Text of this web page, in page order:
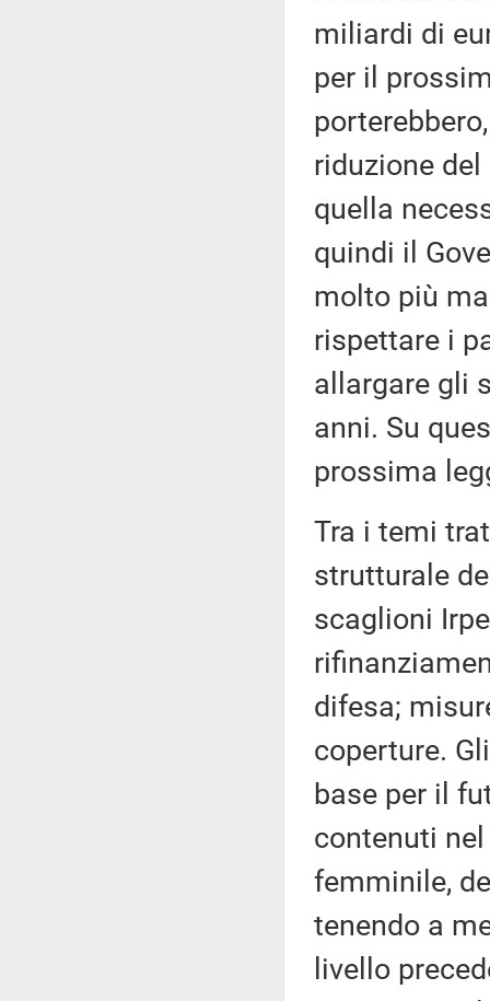
miliardi di
per il
riduzione
quella
quindi il
molto più
rispettare i
allargare gli
anni. Su
prossima
Tra i temi
strutturale
scaglioni
difesa;
coperture.
base per il
contenuti
femminile,
tenendo a
livello